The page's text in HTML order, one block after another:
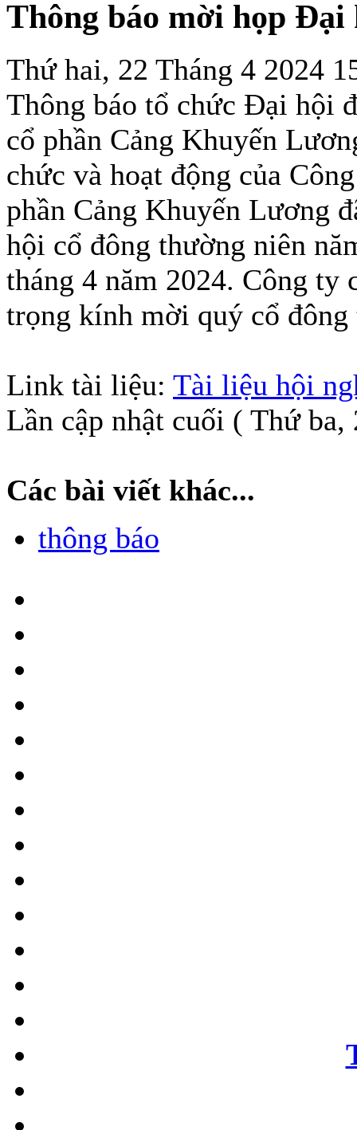
Thông báo mời họp Đại
Thứ hai, 22 Tháng 4 2024
Thông báo tổ chức Đại hội
cổ phần Cảng Khuyến
chức và hoạt động của
phần Cảng Khuyến Lương
hội cổ đông thường niên
tháng 4 năm 2024. Công ty
trọng kính mời quý cổ
Link tài liệu: Tài liệu hội
Lần cập nhật cuối ( Thứ
Các bài viết khác...
thông báo